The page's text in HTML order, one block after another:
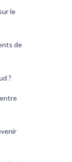
le
de
?